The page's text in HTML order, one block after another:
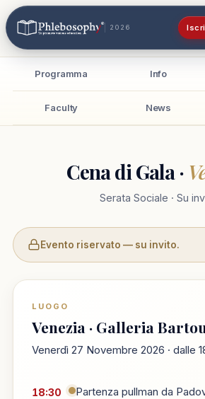
2026
Programma Info
Faculty News
Cena di Gala ·
Serata Sociale · Su
Evento riservato — su invito.
LUOGO
Venezia · Galleria
Venerdì 27 Novembre 2026 · dalle
18:30
Partenza pullman da